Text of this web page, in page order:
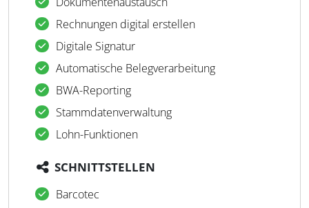
Rechnungen digital erstellen
Digitale Signatur
Automatische Belegverarbeitung
BWA-Reporting
Stammdatenverwaltung
Lohn-Funktionen
SCHNITTSTELLEN
Barcotec